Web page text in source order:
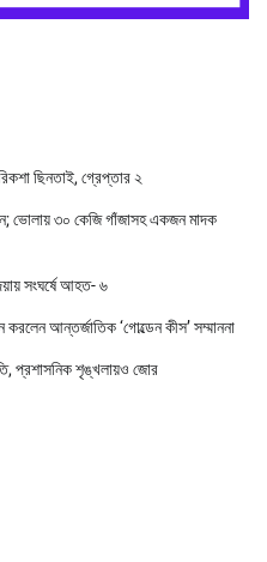
ছিনতাই, গ্রেপ্তার ২
ভোলায় ৩০ কেজি গাঁজাসহ একজন মাদক
সংঘর্ষে আহত- ৬
করলেন আন্তর্জাতিক ‘গোল্ডেন কীস’ সম্মাননা
প্রশাসনিক শৃঙ্খলায়ও জোর